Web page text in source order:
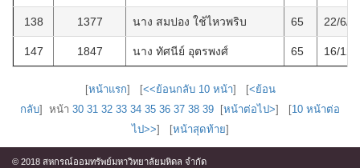
138 1377 นาง สมปอง ใช้ไหวพริบ 65 22/6/
147 1847 นาง ทัศนีย์ อุตรพงศ์ 65 16/12/
[หน้าแรก] [<<ย้อนกลับ 10 หน้า] [<ย้อน
กลับ] หน้า 30 31 32 33 34 35 36 37 38 39 [หน้าต่อไป>] [10 หน้าต่อ
ไป>>] [หน้าสุดท้าย]
© 2018 สหกรณ์ออมทรัพย์มหาวิทยาลัยมหิดล จำกัด